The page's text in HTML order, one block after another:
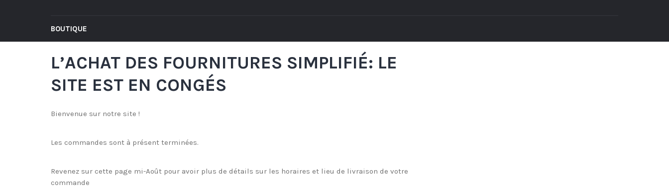
BOUTIQUE
L’ACHAT DES FOURNITURES SIMPLIFIÉ: LE
SITE EST EN CONGÉS
Bienvenue sur notre site !
Les commandes sont à présent terminées.
Revenez sur cette page mi-Août pour avoir plus de détails sur les horaires et lieu de livraison de votre
commande